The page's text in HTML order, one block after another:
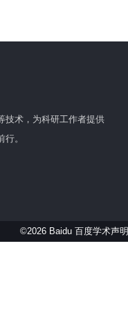
技术，为科研工作者提供
。
©2026 Baidu 百度学术声明